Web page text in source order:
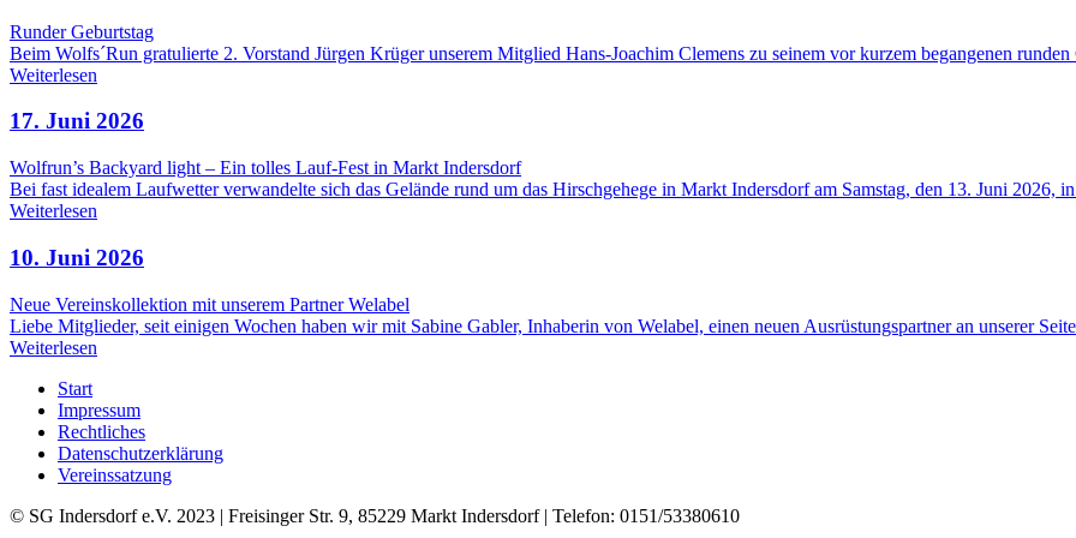
Runder Geburtstag
Beim Wolfs´Run gratulierte 2. Vorstand Jürgen Krüger unserem Mitglied Hans-Joachim Clemens zu seinem vor kurzem begangenen
Weiterlesen
17. Juni 2026
Wolfrun’s Backyard light – Ein tolles Lauf-Fest in Markt Indersdorf
Bei fast idealem Laufwetter verwandelte sich das Gelände rund um das Hirschgehege in Markt Indersdorf am Samstag, den 13. Juni 2026,
Weiterlesen
10. Juni 2026
Neue Vereinskollektion mit unserem Partner Welabel
Liebe Mitglieder, seit einigen Wochen haben wir mit Sabine Gabler, Inhaberin von Welabel, einen neuen Ausrüstungspartner an unserer
Weiterlesen
Start
Impressum
Rechtliches
Datenschutzerklärung
Vereinssatzung
© SG Indersdorf e.V. 2023 | Freisinger Str. 9, 85229 Markt Indersdorf | Telefon: 0151/53380610